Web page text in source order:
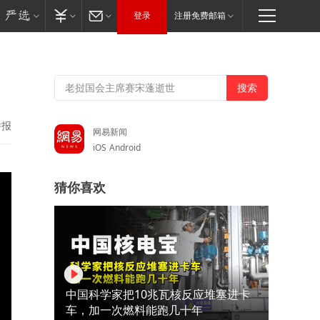
登录 注册免费邮箱
网易新闻
iOS Android
猜你喜欢
中国科学家把10兆瓦核反应堆塞进卡
车，加一次燃料能跑几十年